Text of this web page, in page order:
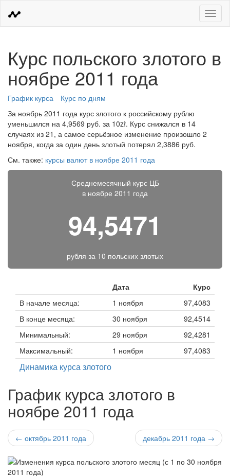
Меню
Курс польского злотого в
ноябре 2011 года
График курса
Курс по дням
За ноябрь 2011 года курс злотого к российскому рублю
уменьшился на 4,9569 руб. за 10zł. Курс снижался в 14
случаях из 21, а самое серьёзное изменение произошло 2
ноября, когда за один день злотый потерял 2,3886 руб.
См. также: курсы валют в ноябре 2011 года
Среднемесячный курс ЦБ
в ноябре 2011 года
94,5471
рубля за 10 польских злотых
Дата
Курс
В начале месяца:
1 ноября
97,4083
В конце месяца:
30 ноября
92,4514
Минимальный:
29 ноября
92,4281
Максимальный:
1 ноября 97,4083
Динамика курса злотого
График курса злотого в
ноябре 2011 года
← октябрь 2011 года декабрь 2011 года →